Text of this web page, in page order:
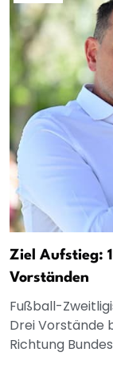
Ziel Aufstieg:
Vorständen
Fußball-
Drei Vorstände
Richtung